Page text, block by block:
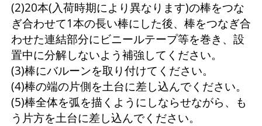
(2)20本(入荷時期により異なります)の棒をつな
ぎ合わせて1本の長い棒にした後、棒をつなぎ合
わせた連結部分にビニールテープ等を巻き、設
置中に分解しないよう補強してください。
(3)棒にバルーンを取り付けてください。
(4)棒の端の片側を土台に差し込んでください。
(5)棒全体を弧を描くようにしならせながら、も
う片方を土台に差し込んでください。